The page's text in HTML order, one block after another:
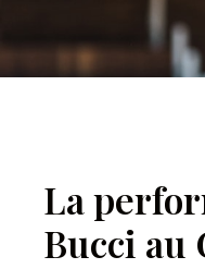
La
Bucci au